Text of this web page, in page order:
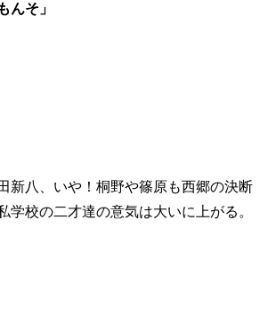
んそ」
新八、いや！桐野や篠原も西郷の決断
学校の二才達の意気は大いに上がる。